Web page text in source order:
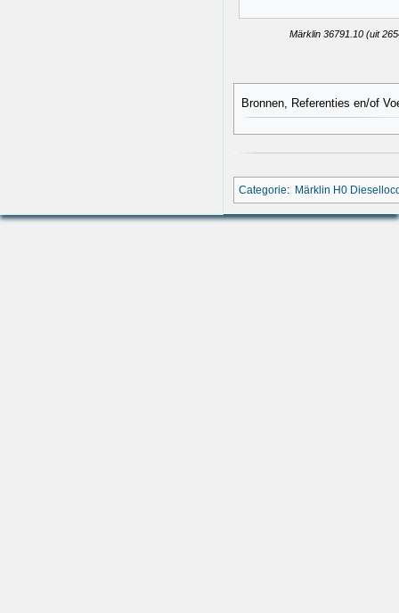
Märklin 36791.10 (uit
Bronnen, Referenties en/of
Categorie: Märklin H0